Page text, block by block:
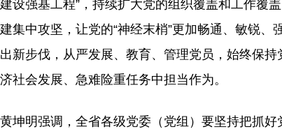
建设强基工程”，持续扩大党的组织覆盖和工作覆
建集中攻坚，让党的“神经末梢”更加畅通、敏锐
出新步伐，从严发展、教育、管理党员，始终保
济社会发展、急难险重任务中担当作为。
黄坤明强调，全省各级党委（党组）要坚持把抓